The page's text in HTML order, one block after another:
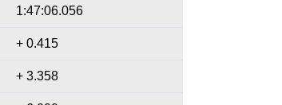
1:47:06.056
+ 0.415
+ 3.358